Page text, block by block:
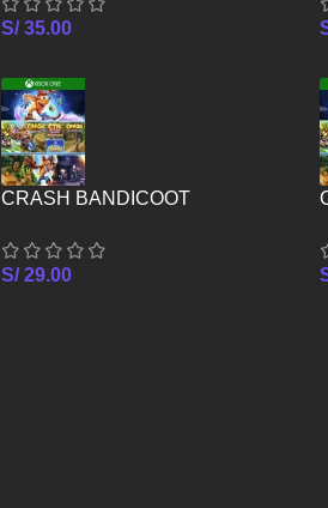
S/35.00
CRASH BANDICOOT
XBOX ONE
S/29.00